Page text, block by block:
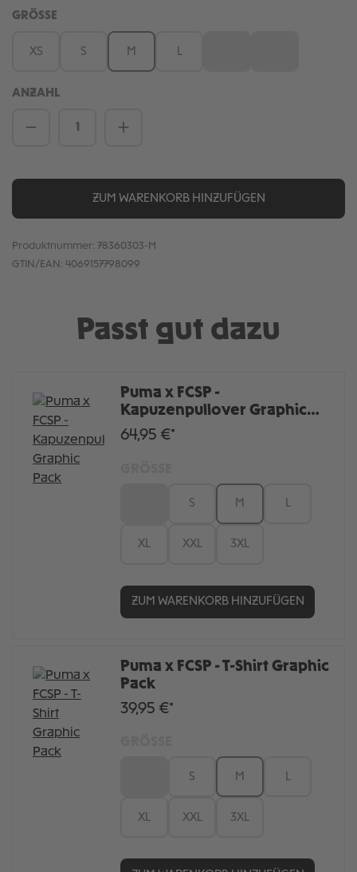
GRÖSSE
XS S M
ANZAHL
Produkt Anzahl: Gib den gewünschten
ZUM WARENKORB HINZUFÜGEN
Produktnummer: 78360303-M
GTIN/EAN: 4069157798099
Passt gut dazu
Puma x FCSP -
Kapuzenpullover Graphic
Pack
64,95 €*
S M L
XL XXL 3XL
ZUM WARENKORB HINZUFÜGEN
Puma x FCSP - T-Shirt Graphic
Pack
39,95 €*
S M
XL XXL 3XL